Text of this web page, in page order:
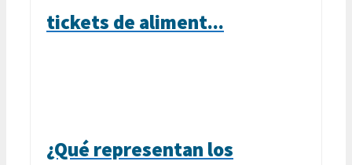
tickets de aliment...
¿Qué representan los